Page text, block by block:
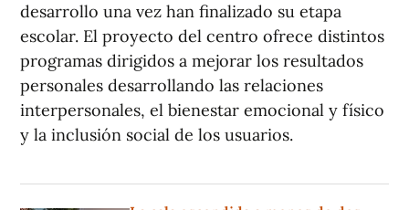
desarrollo una vez han finalizado su etapa
escolar. El proyecto del centro ofrece distintos
programas dirigidos a mejorar los resultados
personales desarrollando las relaciones
interpersonales, el bienestar emocional y físico
y la inclusión social de los usuarios.